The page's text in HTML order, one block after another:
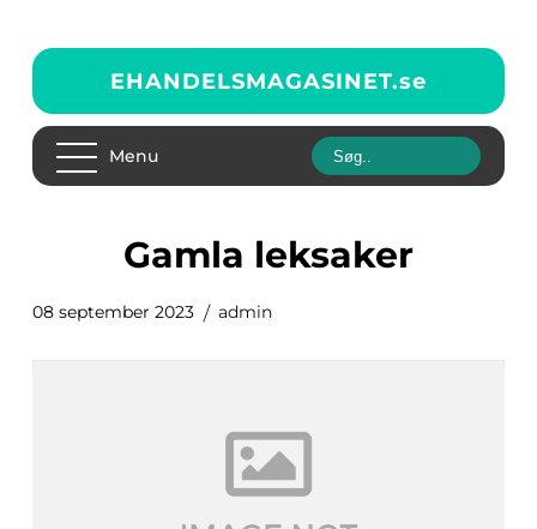
EHANDELSMAGASINET.se
Menu
gamla leksaker
08 september 2023 admin